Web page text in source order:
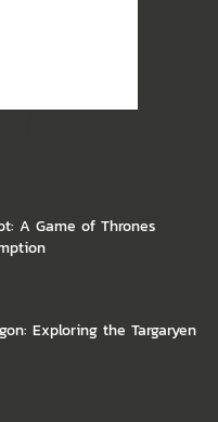
A Game of Thrones
Exploring the Targaryen